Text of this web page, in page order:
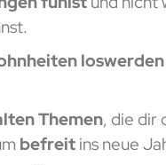
Themen, die dir
befreitins neue